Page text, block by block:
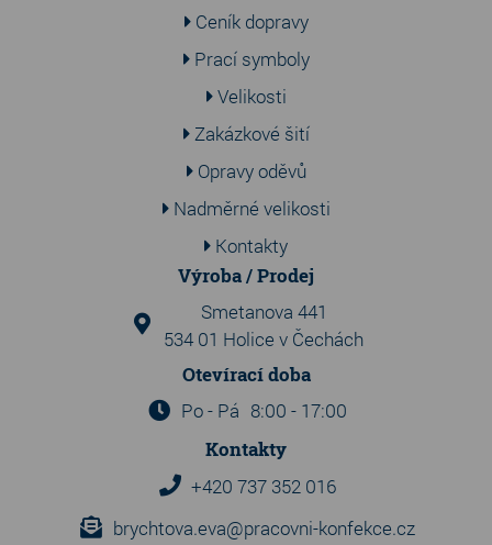
Ceník dopravy
Prací symboly
Velikosti
Zakázkové šití
Opravy oděvů
Nadměrné velikosti
Kontakty
Výroba / Prodej
Smetanova 441
534 01 Holice v Čechách
Otevírací doba
Po - Pá 8:00 - 17:00
Kontakty
+420 737 352 016
brychtova.eva@pracovni-konfekce.cz